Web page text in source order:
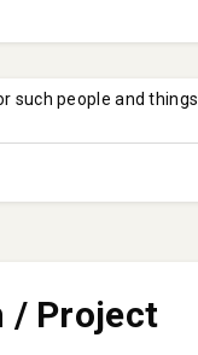
such people and things
/ Project